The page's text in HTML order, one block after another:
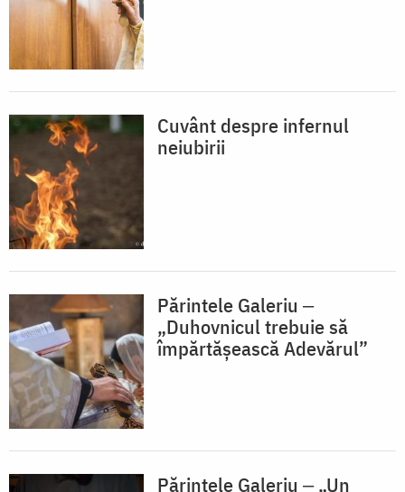
Cuvânt despre infernul
neiubirii
Părintele Galeriu ‒
„Duhovnicul trebuie să
împărtășească Adevărul”
Părintele Galeriu ‒ „Un